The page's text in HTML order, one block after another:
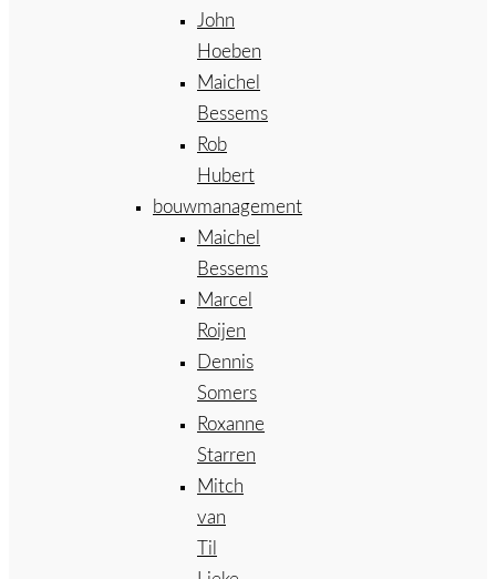
John
Hoeben
Maichel
Bessems
Rob
Hubert
bouwmanagement
Maichel
Bessems
Marcel
Roijen
Dennis
Somers
Roxanne
Starren
Mitch
van
Til